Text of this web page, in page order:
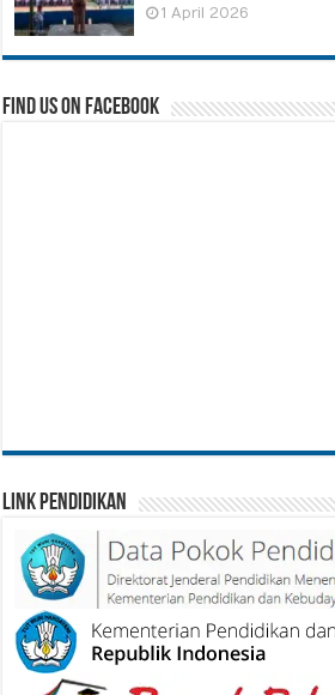
1 April 2026
Find us on Facebook
Link Pendidikan